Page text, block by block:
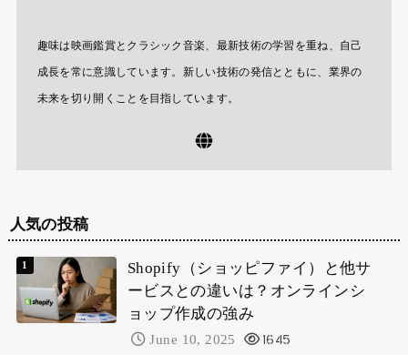
趣味は映画鑑賞とクラシック音楽、最新技術の学習を重ね、自己
成長を常に意識しています。新しい技術の発信とともに、業界の
未来を切り開くことを目指しています。
人気の投稿
Shopify（ショッピファイ）と他サ
ービスとの違いは？オンラインシ
ョップ作成の強み
June 10, 2025 1645